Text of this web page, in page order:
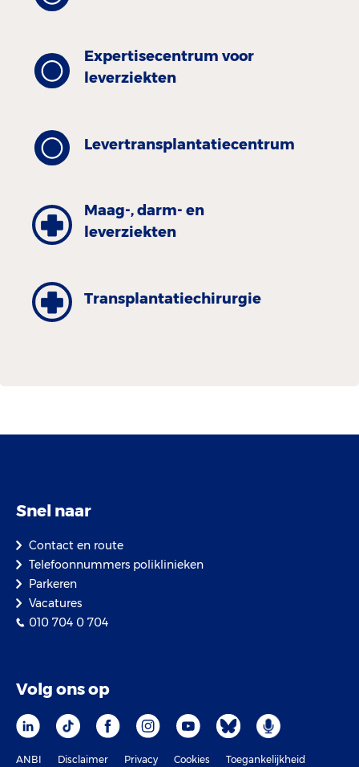
Expertisecentrum voor
leverziekten
Levertransplantatiecentrum
Maag-, darm- en
leverziekten
Transplantatiechirurgie
Snel naar
Contact en route
Telefoonnummers poliklinieken
Parkeren
Vacatures
010 704 0 704
Volg ons op
ANBI Disclaimer Privacy Cookies Toegankelijkheid